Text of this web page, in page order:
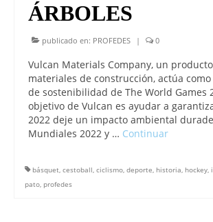
ÁRBOLES
publicado en: PROFEDES | 0
Vulcan Materials Company, un
materiales de construcción, actúa
de sostenibilidad de The World Games
objetivo de Vulcan es ayudar a
2022 deje un impacto ambiental
Mundiales 2022 y … Continuar
básquet, cestoball, ciclismo, deporte, historia, hockey,
pato, profedes